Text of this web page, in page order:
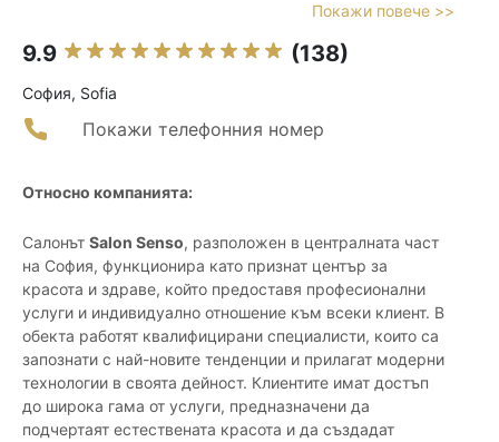
Покажи повече >>
9.9 (138)
София, Sofia
Покажи телефонния номер
Относно компанията:
Салонът Salon Senso, разположен в централната част
на София, функционира като признат център за
красота и здраве, който предоставя професионални
услуги и индивидуално отношение към всеки клиент. В
обекта работят квалифицирани специалисти, които са
запознати с най-новите тенденции и прилагат модерни
технологии в своята дейност. Клиентите имат достъп
до широка гама от услуги, предназначени да
подчертаят естествената красота и да създадат